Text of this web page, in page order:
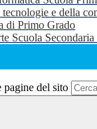
e della
di Primo Grado
Scuola
pagine del sito